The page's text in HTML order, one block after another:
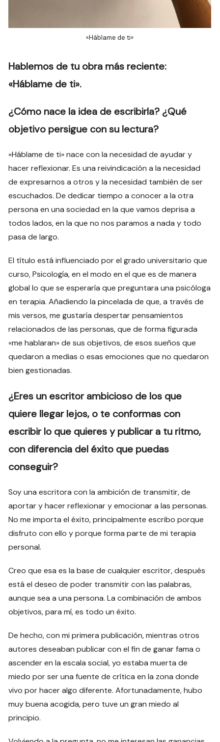
«Háblame de ti»
Hablemos de tu obra más reciente:
«Háblame de ti».
¿Cómo nace la idea de escribirla? ¿Qué
objetivo persigue con su lectura?
«Háblame de ti» nace con la necesidad de ayudar y
hacer reflexionar. Es una reivindicación a la necesidad
de expresarnos a otros y la necesidad también de ser
escuchados. De dedicar tiempo a conocer a la otra
persona en una sociedad en la que vamos deprisa a
todos lados, en la que no nos paramos a nada y todo
pasa de largo.
El título está influenciado por el grado universitario que
curso, Psicología, en el modo en el que es de manera
global lo que se esperaría que preguntara una psicóloga
en terapia. Añadiendo la pincelada de que, a través de
mis versos, me gustaría despertar pensamientos
relacionados de las personas, que de forma figurada
«me hablaran» de sus objetivos, de esos sueños que
quedaron a medias o esas emociones que no quedaron
bien gestionadas.
¿Eres un escritor ambicioso de los que
quiere llegar lejos, o te conformas con
escribir lo que quieres y publicar a tu ritmo,
con diferencia del éxito que puedas
conseguir?
Soy una escritora con la ambición de transmitir, de
aportar y hacer reflexionar y emocionar a las personas.
No me importa el éxito, principalmente escribo porque
disfruto con ello y porque forma parte de mi terapia
personal.
Creo que esa es la base de cualquier escritor, después
está el deseo de poder transmitir con las palabras,
aunque sea a una persona. La combinación de ambos
objetivos, para mí, es todo un éxito.
De hecho, con mi primera publicación, mientras otros
autores deseaban publicar con el fin de ganar fama o
ascender en la escala social, yo estaba muerta de
miedo por ser una fuente de crítica en la zona donde
vivo por hacer algo diferente. Afortunadamente, hubo
muy buena acogida, pero tuve un gran miedo al
principio.